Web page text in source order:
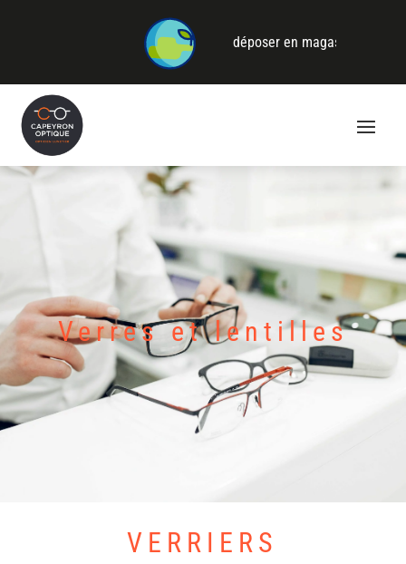
une seconde vie ! Venez les déposer en magasin ⇒Recyclez vos
Verres et lentilles
VERRIERS